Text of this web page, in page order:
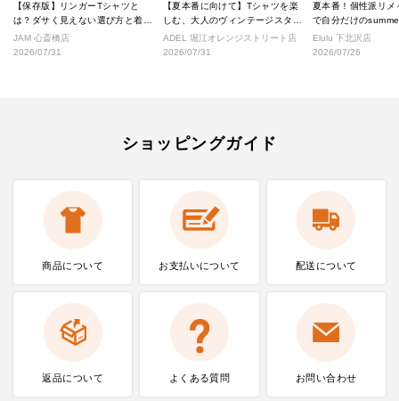
【保存版】リンガーTシャツと
は？ダサく見えない選び方と着こ
なし完全ガイド
JAM 心斎橋店
2026/07/31
【夏本番に向けて】Tシャツを楽
しむ、大人のヴィンテージスタイ
ル
ADEL 堀江オレンジストリート店
2026/07/31
夏本番！個性派リメ
で自分だけの
へ！
Elulu 下北沢店
2026/07/26
ショッピングガイド
商品について お支払いについて 配送について
返品について よくある質問 お問い合わせ